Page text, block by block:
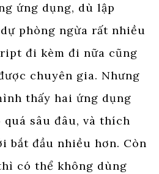
ứng dụng, dù lập
phòng ngừa rất nhiều
đi kèm đi nữa cũng
chuyên gia. Nhưng
thấy hai ứng dụng
sâu đâu, và thích
bắt đầu nhiều hơn. Còn
có thể không dùng